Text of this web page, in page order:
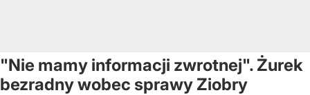
"Nie mamy informacji zwrotnej". Żurek
bezradny wobec sprawy Ziobry